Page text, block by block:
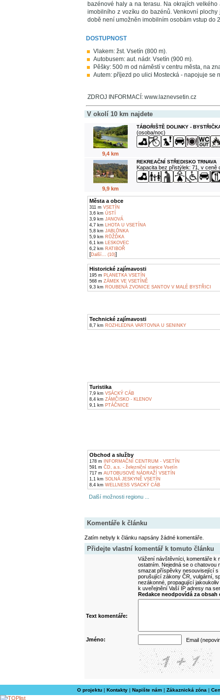
bazénové haly a na terasu. Na okrajích
imobilního z vozíku do bazénů. Venkovní
době není umožněn imobilním osobám vstup do
DOSTUPNOST
Vlakem: žst. Vsetín (800 m).
Autobusem: aut. nádr. Vsetín (900 m).
Pěšky: 500 m od náměstí v centru města, na
Autem: příjezd po ulici Mostecká - napojuje se
ZDROJ INFORMACÍ: www.laznevsetin.cz
V okolí 10 km najdete
9,4 km
TÁBOŘIŠTĚ DOLINKY -
(osoba/noc)
9,9 km
REKREAČNÍ STŘEDISKO TRNAVA
Kapacita bez přistýlek: 71, v ceně
Města a obce
311 m VSETÍN
3,6 km ÚSTÍ
3,9 km JANOVÁ
4,7 km LHOTA U VSETÍNA
5,8 km JABLŮNKA
5,9 km RŮŽĎKA
6,1 km LESKOVEC
6,2 km RATIBOŘ
[Další... (10)]
Historické zajímavosti
195 m PLANETKA VSETÍN
568 m ZÁMEK VE VSETÍNĚ
9,3 km ROUBENÁ ZVONICE SANTOV V MALÉ BYSTŘICI
Technické zajímavosti
8,7 km ROZHLEDNA VARTOVNA U SENINKY
Turistika
7,9 km VSÁCKÝ CÁB
8,4 km ZÁMČISKO - KLENOV
9,1 km PTÁČNICE
Obchod a služby
178 m INFORMAČNÍ CENTRUM - VSETÍN
591 m ČD, a.s. - železniční stanice Vsetín
717 m AUTOBUSOVÉ NÁDRAŽÍ VSETÍN
1,1 km SOLNÁ JESKYNĚ VSETÍN
8,4 km WELLNESS VSACKÝ CÁB
Další možnosti regionu ...
Komentáře k článku
Zatím nebyly k článku napsány žádné komentáře.
Přidejte vlastní komentář k tomuto článku
Vážení návštěvníci, komentáře k
ostatním. Nejedná se o
smazat příspěvky nesouvisející
porušující zákony ČR, vulgární,
nezákonné, propagující
k uveřejnění Vaší IP adresy na
Redakce neodpovídá za
Text komentáře:
Jméno: Email
O projektu| Kontakty| Napište nám| Zákaznická zóna |